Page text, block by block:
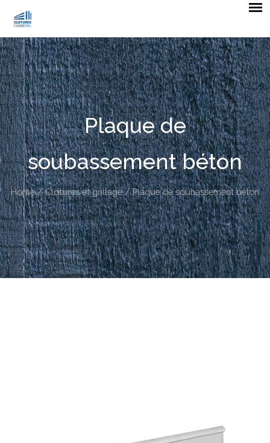
Plaque de
soubassement béton
Home/Clotures et grillage/ Plaque de soubassement béton